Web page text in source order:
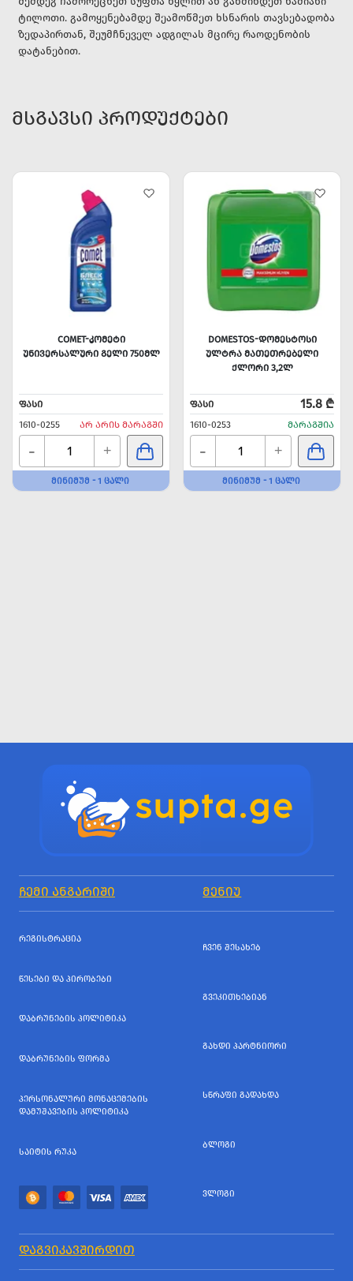
ტილოთი. გამოყენებამდე შეამოწმეთ ხსნარის თავსებადობა
ზედაპირთან, შეუმჩნეველ ადგილას მცირე რაოდენობის
დატანებით.
ᲛᲡᲒᲐᲕᲡᲘ ᲞᲠᲝᲓᲣᲥᲢᲔᲑᲘ
COMET-ᲙᲝᲛᲔᲢᲘ
ᲣᲜᲘᲕᲔᲠᲡᲐᲚᲣᲠᲘ ᲒᲔᲚᲘ 750ᲛᲚ
ᲤᲐᲡᲘ
1610-0255
ᲐᲠ ᲐᲠᲘᲡ ᲛᲐᲠᲐᲒᲨᲘ
- +
ᲛᲘᲜᲘᲛᲣᲛ - 1 ᲪᲐᲚᲘ
DOMESTOS-ᲓᲝᲛᲔᲡᲢᲝᲡᲘ
ᲣᲚᲢᲠᲐ ᲛᲐᲗᲔᲗᲠᲔᲑᲔᲚᲘ
ᲥᲚᲝᲠᲘ 3,2Ლ
ᲤᲐᲡᲘ 15.8 ₾
1610-0253 ᲛᲐᲠᲐᲒᲨᲘᲐ
- +
ᲛᲘᲜᲘᲛᲣᲛ - 1 ᲪᲐᲚᲘ
ᲩᲔᲛᲘ ᲐᲜᲒᲐᲠᲘᲨᲘ ᲛᲔᲜᲘᲣ
ᲠᲔᲒᲘᲡᲢᲠᲐᲪᲘᲐ
ᲬᲔᲡᲔᲑᲘ ᲓᲐ ᲞᲘᲠᲝᲑᲔᲑᲘ
ᲓᲐᲑᲠᲣᲜᲔᲑᲘᲡ ᲞᲝᲚᲘᲢᲘᲙᲐ
ᲓᲐᲑᲠᲣᲜᲔᲑᲘᲡ ᲤᲝᲠᲛᲐ
ᲞᲔᲠᲡᲝᲜᲐᲚᲣᲠᲘ ᲛᲝᲜᲐᲪᲔᲛᲔᲑᲘᲡ
ᲓᲐᲛᲣᲨᲐᲕᲔᲑᲘᲡ ᲞᲝᲚᲘᲢᲘᲙᲐ
ᲡᲐᲘᲢᲘᲡ ᲠᲣᲙᲐ
ᲩᲕᲔᲜ ᲨᲔᲡᲐᲮᲔᲑ
ᲒᲕᲔᲙᲘᲗᲮᲔᲑᲘᲐᲜ
ᲒᲐᲮᲓᲘ ᲞᲐᲠᲢᲜᲘᲝᲠᲘ
ᲡᲬᲠᲐᲤᲘ ᲒᲐᲓᲐᲮᲓᲐ
ᲑᲚᲝᲒᲘ
ᲕᲚᲝᲒᲘ
ᲓᲐᲒᲕᲘᲙᲐᲕᲨᲘᲠᲓᲘᲗ